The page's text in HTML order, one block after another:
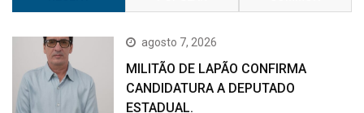
agosto 7, 2026
MILITÃO DE LAPÃO CONFIRMA
CANDIDATURA A DEPUTADO
ESTADUAL.